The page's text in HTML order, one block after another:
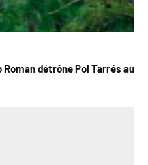
Roman détrône Pol Tarrés au